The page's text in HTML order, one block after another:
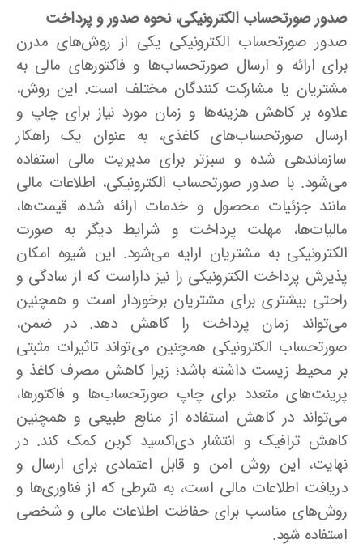
صدور صورتحساب الکترونیکی، نحوه صدور و پرداخت
صدور صورتحساب الکترونیکی یکی از روش‌های مدرن
برای ارائه و ارسال صورتحساب‌ها و فاکتورهای مالی به
مشتریان یا مشارکت کنندگان مختلف است. این روش،
علاوه بر کاهش هزینه‌ها و زمان مورد نیاز برای چاپ و
ارسال صورتحساب‌های کاغذی، به عنوان یک راهکار
سازماندهی شده و سبزتر برای مدیریت مالی استفاده
می‌شود. با صدور صورتحساب الکترونیکی، اطلاعات مالی
مانند جزئیات محصول و خدمات ارائه شده، قیمت‌ها،
مالیات‌ها، مهلت پرداخت و شرایط دیگر به صورت
الکترونیکی به مشتریان ارایه می‌شود. این شیوه امکان
پذیرش پرداخت الکترونیکی را نیز داراست که از سادگی و
راحتی بیشتری برای مشتریان برخوردار است و همچنین
می‌تواند زمان پرداخت را کاهش دهد. در ضمن،
صورتحساب الکترونیکی همچنین می‌تواند تاثیرات مثبتی
بر محیط زیست داشته باشد؛ زیرا کاهش مصرف کاغذ و
پرینت‌های متعدد برای چاپ صورتحساب‌ها و فاکتورها،
می‌تواند در کاهش استفاده از منابع طبیعی و همچنین
کاهش ترافیک و انتشار دی‌اکسید کربن کمک کند. در
نهایت، این روش امن و قابل اعتمادی برای ارسال و
دریافت اطلاعات مالی است، به شرطی که از فناوری‌ها و
روش‌های مناسب برای حفاظت اطلاعات مالی و شخصی
استفاده شود.